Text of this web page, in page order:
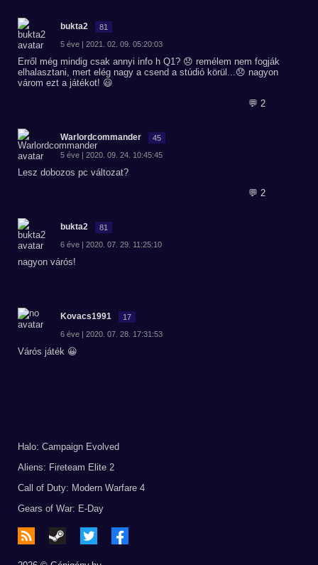
bukta2 81
5 éve | 2021. 02. 09. 05:20:03
Erről még mindig csak annyi info h Q1? 😞 remélem nem fogják
elhalasztani, mert elég nagy a csend a stúdió körül...😞 nagyon
várom ezt a játékot! 😃
💬 2
Warlordcommander 45
5 éve | 2020. 09. 24. 10:45:45
Lesz dobozos pc változat?
💬 2
bukta2 81
6 éve | 2020. 07. 29. 11:25:10
nagyon várós!
Kovacs1991 17
6 éve | 2020. 07. 28. 17:31:53
Várós játék 😀
Halo: Campaign Evolved
Aliens: Fireteam Elite 2
Call of Duty: Modern Warfare 4
Gears of War: E-Day